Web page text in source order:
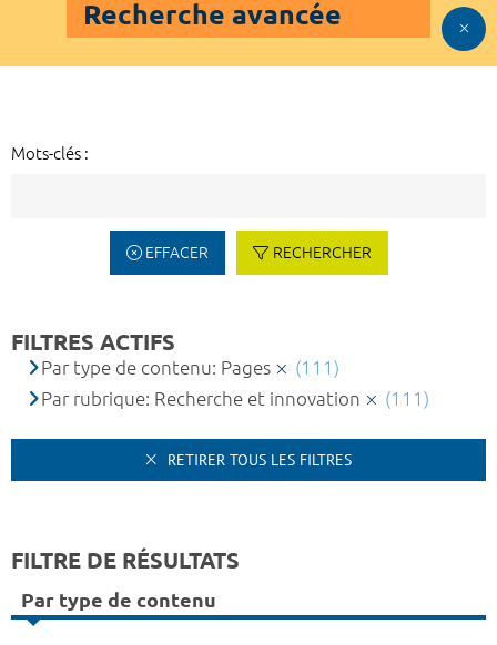
Recherche avancée
Mots-clés :
EFFACER RECHERCHER
FILTRES ACTIFS
Par type de contenu: Pages
(111)
Par rubrique: Recherche et innovation
(111)
RETIRER TOUS LES FILTRES
FILTRE DE RÉSULTATS
Par type de contenu